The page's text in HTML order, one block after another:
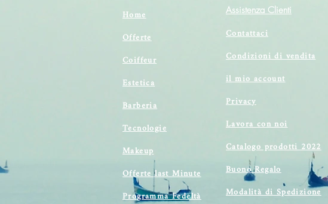
Home
Offerte
Coiffeur
Estetica
Barberia
Tecnologie
Makeup
Offerte last Minute
Programma Fedeltà
Assistenza Clienti
Contattaci
Condizioni di vendita
il mio account
Privacy
Lavora con noi
Catalogo prodotti 2022
Buono Regalo
Modalità di Spedizione